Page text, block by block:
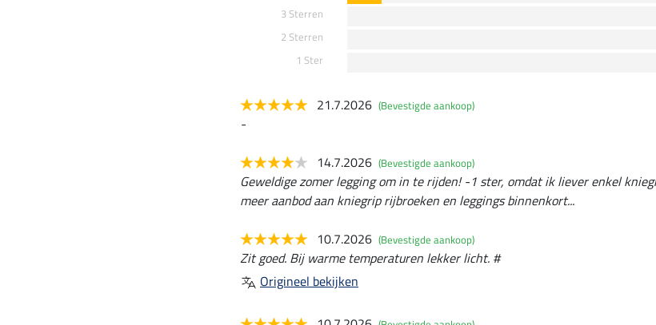
3 Sterren
2 Sterren
1 Ster
21.7.2026 (Bevestigde aankoop)
-
14.7.2026 (Bevestigde aankoop)
Geweldige zomer legging om in te rijden! -1 ster, omdat ik liever enkel
meer aanbod aan kniegrip rijbroeken en leggings binnenkort...
10.7.2026 (Bevestigde aankoop)
Zit goed. Bij warme temperaturen lekker licht. #
Origineel bekijken